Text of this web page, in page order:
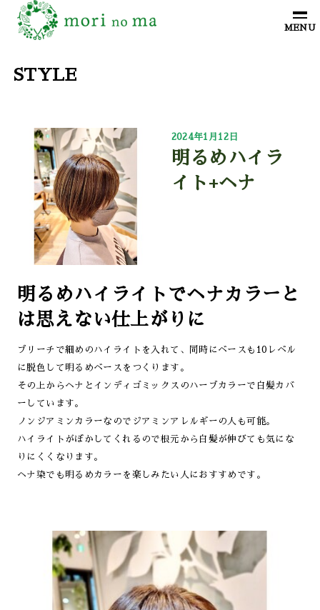
STYLE
2024年1月12日
明るめハイラ
イト+ヘナ
明るめハイライトでヘナカラーと
は思えない仕上がりに
ブリーチで細めのハイライトを入れて、同時にベースも10レベル
に脱色して明るめベースをつくります。
その上からヘナとインディゴミックスのハーブカラーで白髪カバ
ーしています。
ノンジアミンカラーなのでジアミンアレルギーの人も可能。
ハイライトがぼかしてくれるので根元から白髪が伸びても気にな
りにくくなります。
ヘナ染でも明るめカラーを楽しみたい人におすすめです。